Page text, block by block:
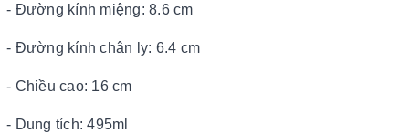
- Đường kính miệng: 8.6 cm
- Đường kính chân ly: 6.4 cm
- Chiều cao: 16 cm
- Dung tích: 495ml